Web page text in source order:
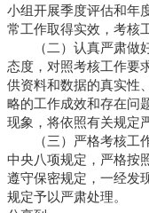
小组开展季度评估和年
常工作取得实效，考核
（二）认真严肃做好
态度，对照考核工作要
供资料和数据的真实性
略的工作成效和存在问
现象，将依照有关规定
（三）严格考核工作
中央八项规定，严格按
遵守保密规定，一经发
规定予以严肃处理。